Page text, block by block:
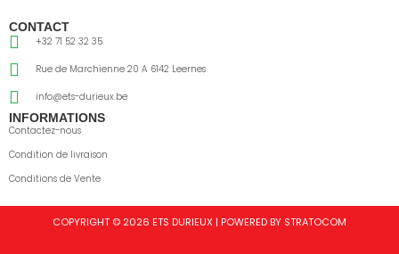
CONTACT
+32 71 52 32 35
Rue de Marchienne 20 A 6142 Leernes
info@ets-durieux.be
INFORMATIONS
Contactez-nous
Condition de livraison
Conditions de Vente
COPYRIGHT © 2026 ETS DURIEUX | POWERED BY STRATOCOM